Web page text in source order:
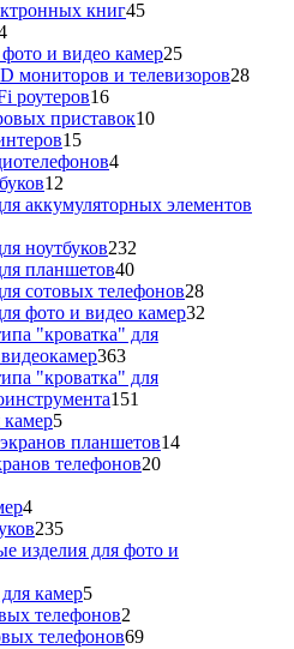
книг4545
4
товараи видео камер2525
товаров
мониторов и телевизоров2828
роутеров1616
товаров
приставок1010
1515
товаров
44
12
товаров
аккумуляторных элементов
ноутбуков232
планшетов4040
товаров
сотовых телефонов2828
товаров
фото и видео камер32
"кроватка" для
363363
товара
"кроватка" для
151
55
товаров
планшетов1414
телефонов2020
44
товара
235235
товаров
изделия для фото и
камер55
товаров
телефонов2
товара
телефонов6969